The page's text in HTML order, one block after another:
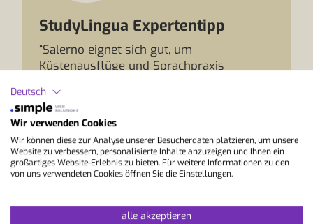
StudyLingua Expertentipp
“Salerno eignet sich gut, um
Küstenausflüge und Sprachpraxis
nur in den bekannten Orten der
Amalfiküste, sondern erkunde auch die
Quartiere rund um die Altstadt und die
Promenade. Beim Einkauf, in einer Bar oder
am Hafen ergeben sich oft natürliche
Gespräche. Fragen nach Verbindungen,
sind besonders nützlich.”
Deutsch
Wir verwenden Cookies
Wir können diese zur Analyse unserer Besucherdaten platzieren, um unsere
Website zu verbessern, personalisierte Inhalte anzuzeigen und Ihnen ein
großartiges Website-Erlebnis zu bieten. Für weitere Informationen zu den
von uns verwendeten Cookies öffnen Sie die Einstellungen.
alle akzeptieren